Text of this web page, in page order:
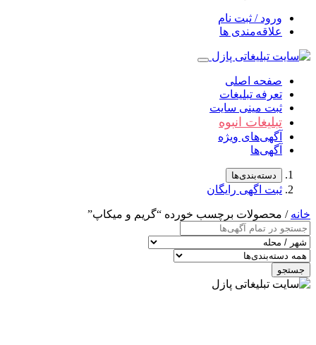
ورود / ثبت نام
علاقه‌مندی ها
صفحه اصلی
تعرفه تبلیغات
ثبت مینی سایت
تبلیغات انبوه
آگهی‌های ویژه
آگهی‌ها
دسته‌بندی‌ها
ثبت اگهی رایگان
خانه / محصولات برچسب خورده “گریم و میکاپ”
جستجو